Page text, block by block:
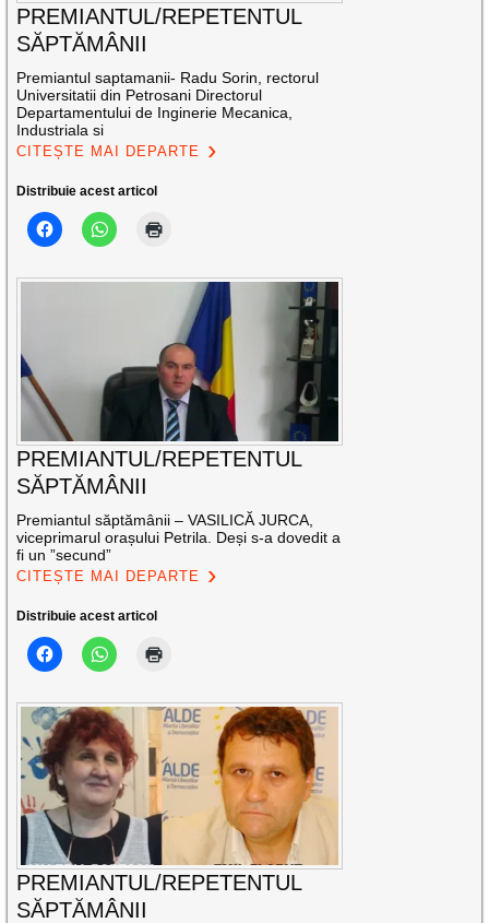
PREMIANTUL/REPETENTUL
SĂPTĂMÂNII
Premiantul saptamanii- Radu Sorin, rectorul
Universitatii din Petrosani Directorul
Departamentului de Inginerie Mecanica,
Industriala si
CITEȘTE MAI DEPARTE
Distribuie acest articol
PREMIANTUL/REPETENTUL
SĂPTĂMÂNII
Premiantul săptămânii – VASILICĂ JURCA,
viceprimarul orașului Petrila. Deși s-a dovedit a
fi un ”secund”
CITEȘTE MAI DEPARTE
Distribuie acest articol
PREMIANTUL/REPETENTUL
SĂPTĂMÂNII